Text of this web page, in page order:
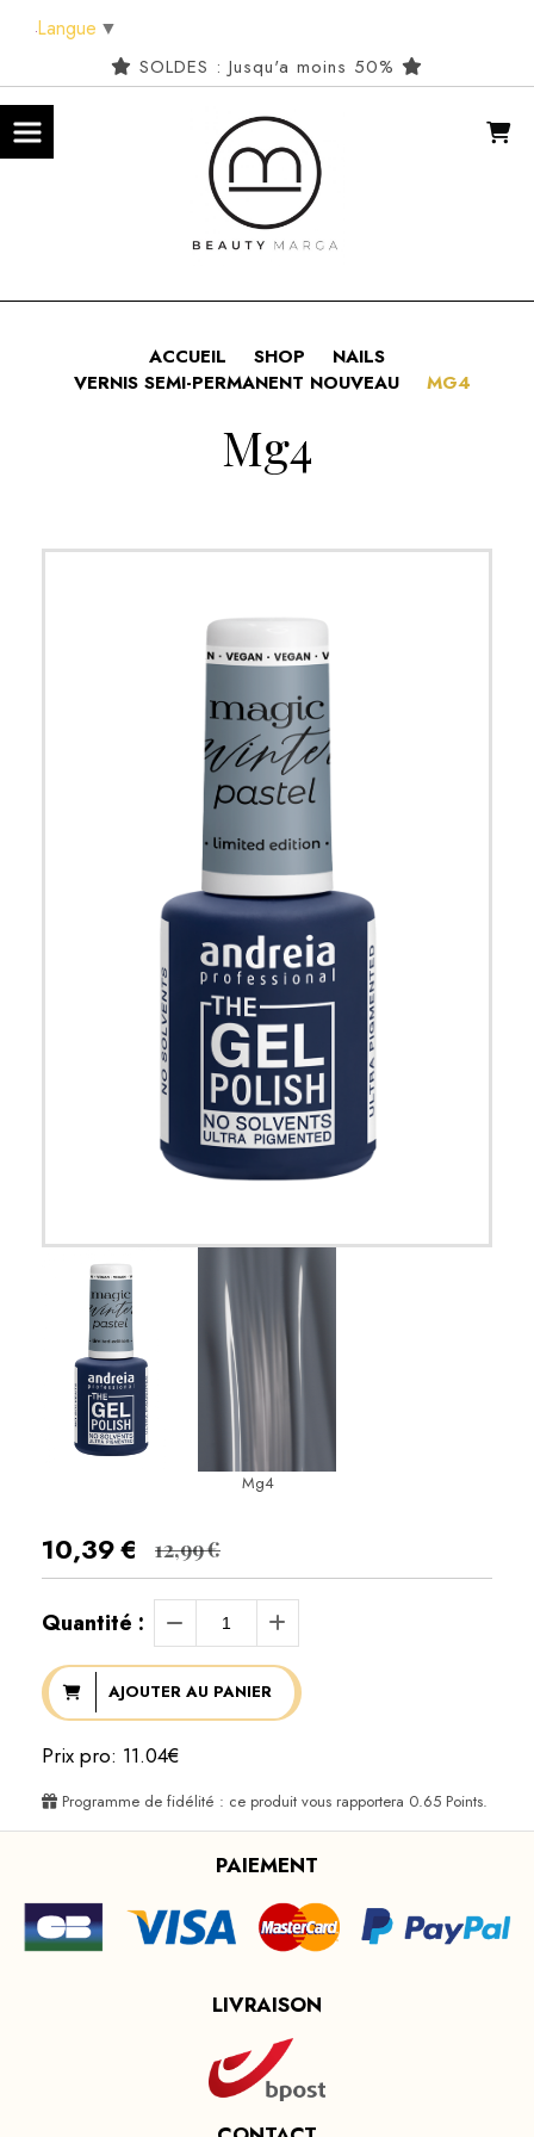
SOLDES : Jusqu'a moins 50%
ACCUEIL SHOP
NAILS
VERNIS SEMI-PERMANENT NOUVEAU
MG4
Mg4
Mg4
10,39€ 12,99€
Quantité :
AJOUTER AU PANIER
Prix pro: 11.04€
Programme de fidélité : ce produit vous rapportera 0.65 Points.
PAIEMENT
LIVRAISON
Langue ▼